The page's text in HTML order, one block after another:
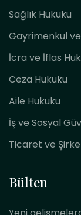
Sağlık Hukuku
Gayrimenkul
İcra ve İflas
Ceza Hukuku
Aile Hukuku
İş ve Sosyal
Ticaret ve
Bülten